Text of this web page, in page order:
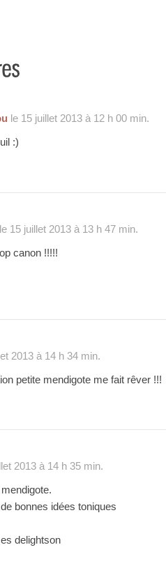
le 15 juillet 2013 à 12 h 00 min.
:)
le 15 juillet 2013 à 13 h 47 min.
canon !!!!!
2013 à 14 h 34 min.
petite mendigote me fait rêver !!!
2013 à 14 h 35 min.
mendigote.
bonnes idées toniques
delightson